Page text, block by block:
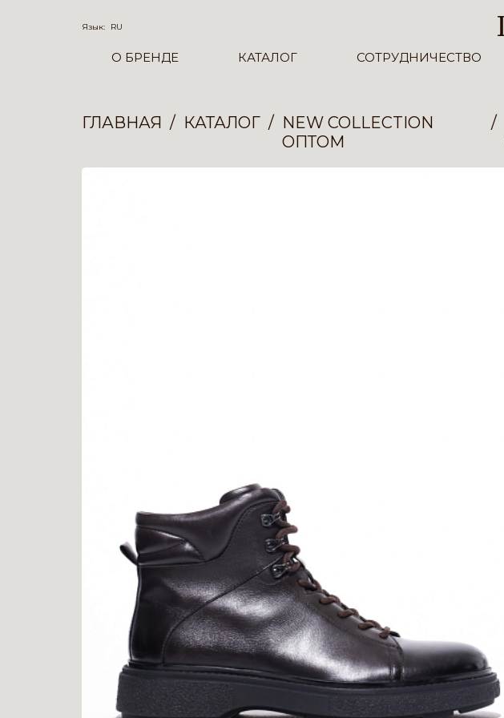
Язык: RU
О БРЕНДЕ КАТАЛОГ СОТРУДНИЧЕСТВО
ГЛАВНАЯ КАТАЛОГ
NEW COLLECTION
ОПТОМ